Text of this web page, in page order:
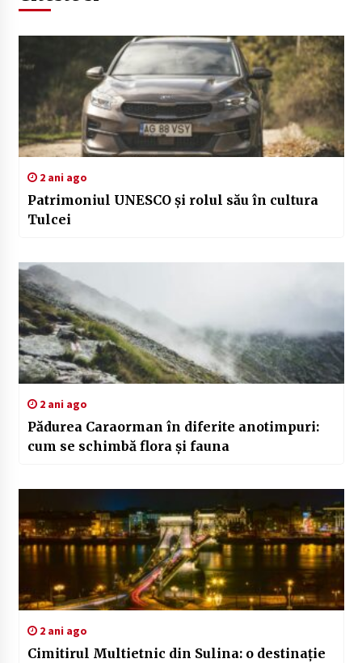
2 ani ago
Patrimoniul UNESCO și rolul său în cultura
Tulcei
2 ani ago
Pădurea Caraorman în diferite anotimpuri:
cum se schimbă flora și fauna
2 ani ago
Cimitirul Multietnic din Sulina: o destinație